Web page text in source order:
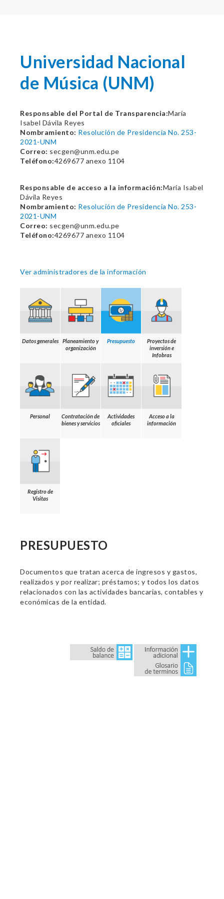
Universidad Nacional
de Música (UNM)
Responsable del Portal de Transparencia:María
Isabel Dávila Reyes
Nombramiento: Resolución de Presidencia No. 253-
2021-UNM
Correo: secgen@unm.edu.pe
Teléfono:4269677 anexo 1104
Responsable de acceso a la información:María Isabel
Dávila Reyes
Nombramiento: Resolución de Presidencia No. 253-
2021-UNM
Correo: secgen@unm.edu.pe
Teléfono:4269677 anexo 1104
Ver administradores de la información
Datos generales
Planeamiento y
organización
Presupuesto
Proyectos de
inversión e
Infobras
Personal
Contratación de
bienes y servicios
Actividades
oficiales
Acceso a la
información
Registro de
Visitas
PRESUPUESTO
Documentos que tratan acerca de ingresos y gastos,
realizados y por realizar; préstamos; y todos los datos
relacionados con las actividades bancarias, contables y
económicas de la entidad.